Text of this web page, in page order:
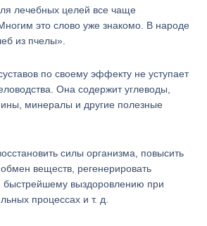
лечебных целей все чаще
это слово уже знакомо. В народе
из пчелы».
по своему эффекту не уступает
Она содержит углеводы,
минералы и другие полезные
силы организма, повысить
веществ, регенерировать
быстрейшему выздоровлению при
процессах и т. д.